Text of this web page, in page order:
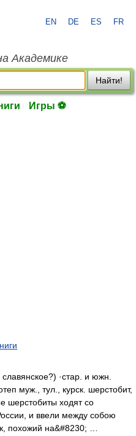
EN DE ES FR
Академике
Найти!
Игры ⚽
·стар. и южн.
муж., тул., курск. шерстобит,
шерстобиты ходят со
и ввели между собою
похожий на&#8230; …